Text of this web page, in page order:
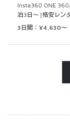
Insta360 ONE 360
泊3日～ [格安レン
3日間：¥4,630～